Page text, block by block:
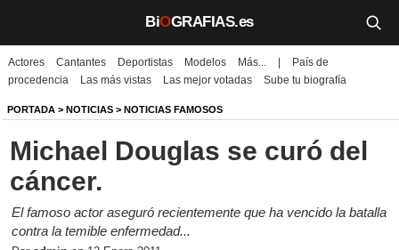
BiOGRAFIAS.es
Biografías
Películas
TV
Música
Un día como hoy
Actores Cantantes Deportistas Modelos Más...
País de
procedencia
Las más vistas Las mejor votadas Sube tu biografía
PORTADA > NOTICIAS > NOTICIAS FAMOSOS
Michael Douglas se curó del
cáncer.
El famoso actor aseguró recientemente que ha vencido la batalla
contra la temible enfermedad...